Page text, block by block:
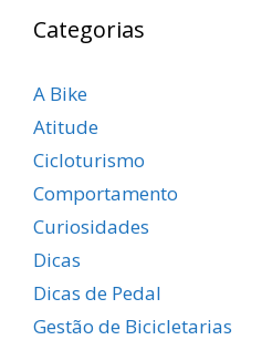
Categorias
A Bike
Atitude
Cicloturismo
Comportamento
Curiosidades
Dicas
Dicas de Pedal
Gestão de Bicicletarias